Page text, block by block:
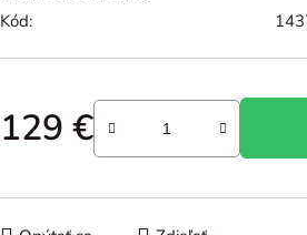
Kód:
129 €
Jednotková cena: